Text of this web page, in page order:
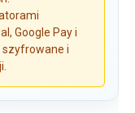
Google Pay i
szyfrowane i